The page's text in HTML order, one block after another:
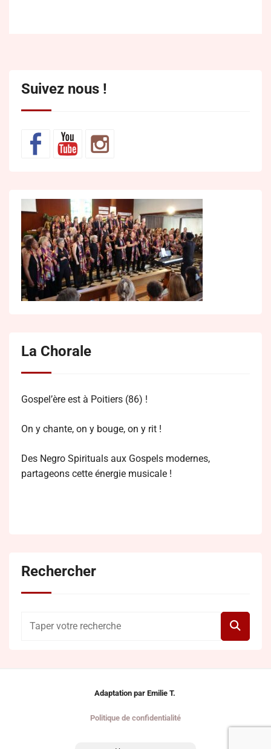
Suivez nous !
La Chorale
Gospel’ère est à Poitiers (86) !
On y chante, on y bouge, on y rit !
Des Negro Spirituals aux Gospels modernes,
partageons cette énergie musicale !
Rechercher
Adaptation par Emilie T.
Politique de confidentialité